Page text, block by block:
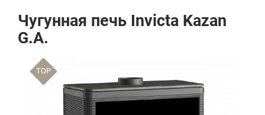
Чугунная печь Invicta Kazan
G.A.
TOP